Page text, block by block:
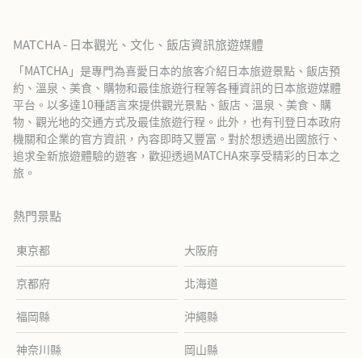
MATCHA - 日本觀光、文化、飯店資訊旅遊媒體
「MATCHA」是專門為喜愛日本的旅客介紹日本旅遊景點、飯店預
約、溫泉、美食、購物和最佳旅遊行程等各種資訊的日本旅遊媒體
平台。以多達10種語言來提供觀光景點、飯店、溫泉、美食、購
物、觀光地的交通方式及最佳旅遊行程。此外，也有刊登日本政府
機關和企業的官方資訊，內容即時又豐富。對於想透過出國旅行、
追求全新旅遊體驗的遊客，歡迎透過MATCHA來享受精彩的日本之
旅。
熱門景點
東京都 大阪府
京都府 北海道
福岡縣 沖繩縣
神奈川縣 岡山縣